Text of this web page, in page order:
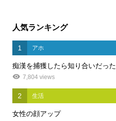
人気ランキング
1 アホ
痴漢を捕獲したら知り合いだった
7,804 views
2 生活
女性の顔アップ